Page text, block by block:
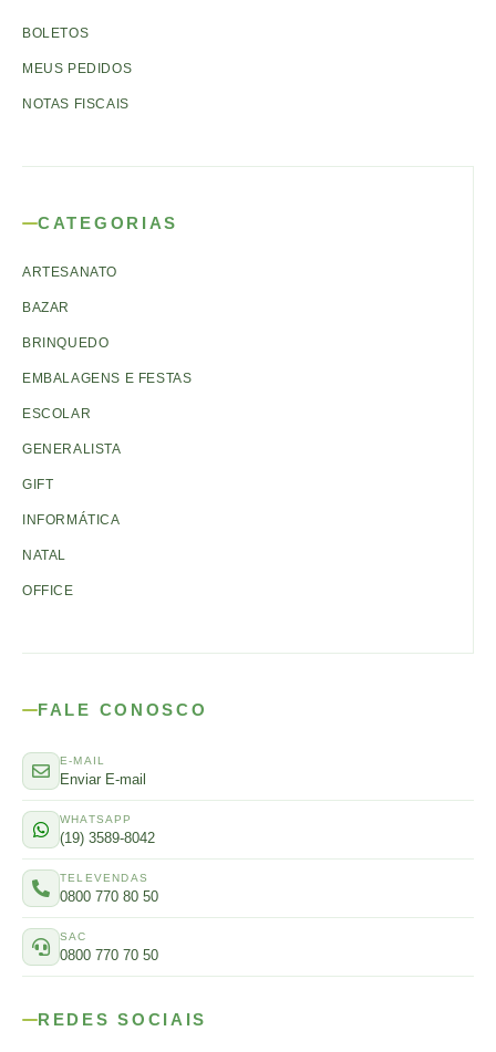
BOLETOS
MEUS PEDIDOS
NOTAS FISCAIS
CATEGORIAS
ARTESANATO
BAZAR
BRINQUEDO
EMBALAGENS E FESTAS
ESCOLAR
GENERALISTA
GIFT
INFORMÁTICA
NATAL
OFFICE
FALE CONOSCO
E-MAIL
Enviar E-mail
WHATSAPP
(19) 3589-8042
TELEVENDAS
0800 770 80 50
SAC
0800 770 70 50
REDES SOCIAIS